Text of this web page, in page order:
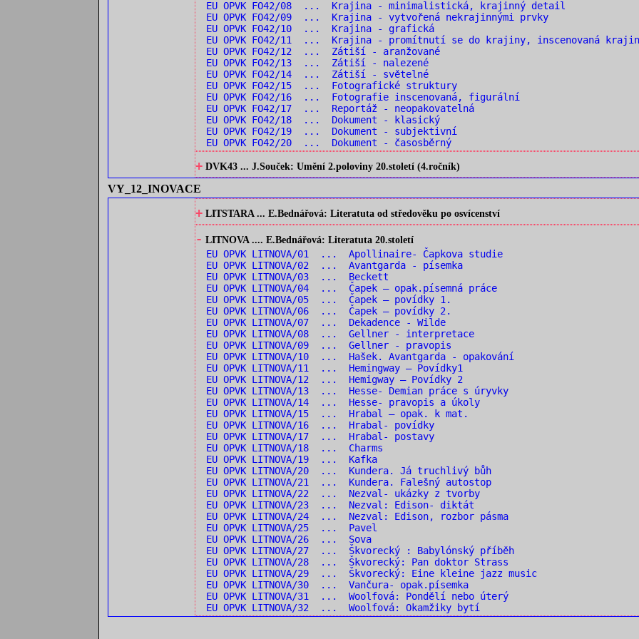
EU OPVK FO42/08 ... Krajina - minimalistická, krajinný detail
EU OPVK FO42/09 ... Krajina - vytvořená nekrajinnými prvky
EU OPVK FO42/10 ... Krajina - grafická
EU OPVK FO42/11 ... Krajina - promítnutí se do krajiny, inscenovaná
EU OPVK FO42/12 ... Zátiší - aranžované
EU OPVK FO42/13 ... Zátiší - nalezené
EU OPVK FO42/14 ... Zátiší - světelné
EU OPVK FO42/15 ... Fotografické struktury
EU OPVK FO42/16 ... Fotografie inscenovaná, figurální
EU OPVK FO42/17 ... Reportáž - neopakovatelná
EU OPVK FO42/18 ... Dokument - klasický
EU OPVK FO42/19 ... Dokument - subjektivní
EU OPVK FO42/20 ... Dokument - časosběrný
+ DVK43 ... J.Souček: Umění 2.poloviny 20.století (4.ročník)
VY_12_INOVACE
+ LITSTARA ... E.Bednářová: Literatuta od středověku po osvícenství
- LITNOVA .... E.Bednářová: Literatuta 20.století
EU OPVK LITNOVA/01 ... Apollinaire- Čapkova studie
EU OPVK LITNOVA/02 ... Avantgarda - písemka
EU OPVK LITNOVA/03 ... Beckett
EU OPVK LITNOVA/04 ... Čapek – opak.písemná práce
EU OPVK LITNOVA/05 ... Čapek – povídky 1.
EU OPVK LITNOVA/06 ... Čapek – povídky 2.
EU OPVK LITNOVA/07 ... Dekadence - Wilde
EU OPVK LITNOVA/08 ... Gellner - interpretace
EU OPVK LITNOVA/09 ... Gellner - pravopis
EU OPVK LITNOVA/10 ... Hašek. Avantgarda - opakování
EU OPVK LITNOVA/11 ... Hemingway – Povídky1
EU OPVK LITNOVA/12 ... Hemigway – Povídky 2
EU OPVK LITNOVA/13 ... Hesse- Demian práce s úryvky
EU OPVK LITNOVA/14 ... Hesse- pravopis a úkoly
EU OPVK LITNOVA/15 ... Hrabal – opak. k mat.
EU OPVK LITNOVA/16 ... Hrabal- povídky
EU OPVK LITNOVA/17 ... Hrabal- postavy
EU OPVK LITNOVA/18 ... Charms
EU OPVK LITNOVA/19 ... Kafka
EU OPVK LITNOVA/20 ... Kundera. Já truchlivý bůh
EU OPVK LITNOVA/21 ... Kundera. Falešný autostop
EU OPVK LITNOVA/22 ... Nezval- ukázky z tvorby
EU OPVK LITNOVA/23 ... Nezval: Edison- diktát
EU OPVK LITNOVA/24 ... Nezval: Edison, rozbor pásma
EU OPVK LITNOVA/25 ... Pavel
EU OPVK LITNOVA/26 ... Sova
EU OPVK LITNOVA/27 ... Škvorecký : Babylónský příběh
EU OPVK LITNOVA/28 ... Škvorecký: Pan doktor Strass
EU OPVK LITNOVA/29 ... Škvorecký: Eine kleine jazz music
EU OPVK LITNOVA/30 ... Vančura- opak.písemka
EU OPVK LITNOVA/31 ... Woolfová: Pondělí nebo úterý
EU OPVK LITNOVA/32 ... Woolfová: Okamžiky bytí